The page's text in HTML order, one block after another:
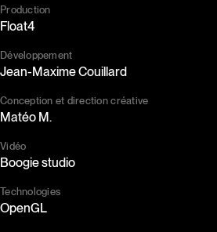
Production
Float4
Développement
Jean-Maxime Couillard
Conception et direction créative
Matéo M.
Vidéo
Boogie studio
Technologies
OpenGL